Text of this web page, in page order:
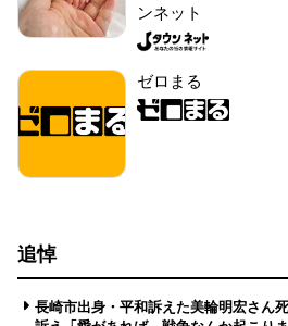
ンネット
ゼロまる
追悼
長崎市出身・平和訴えた美輪明宏さん